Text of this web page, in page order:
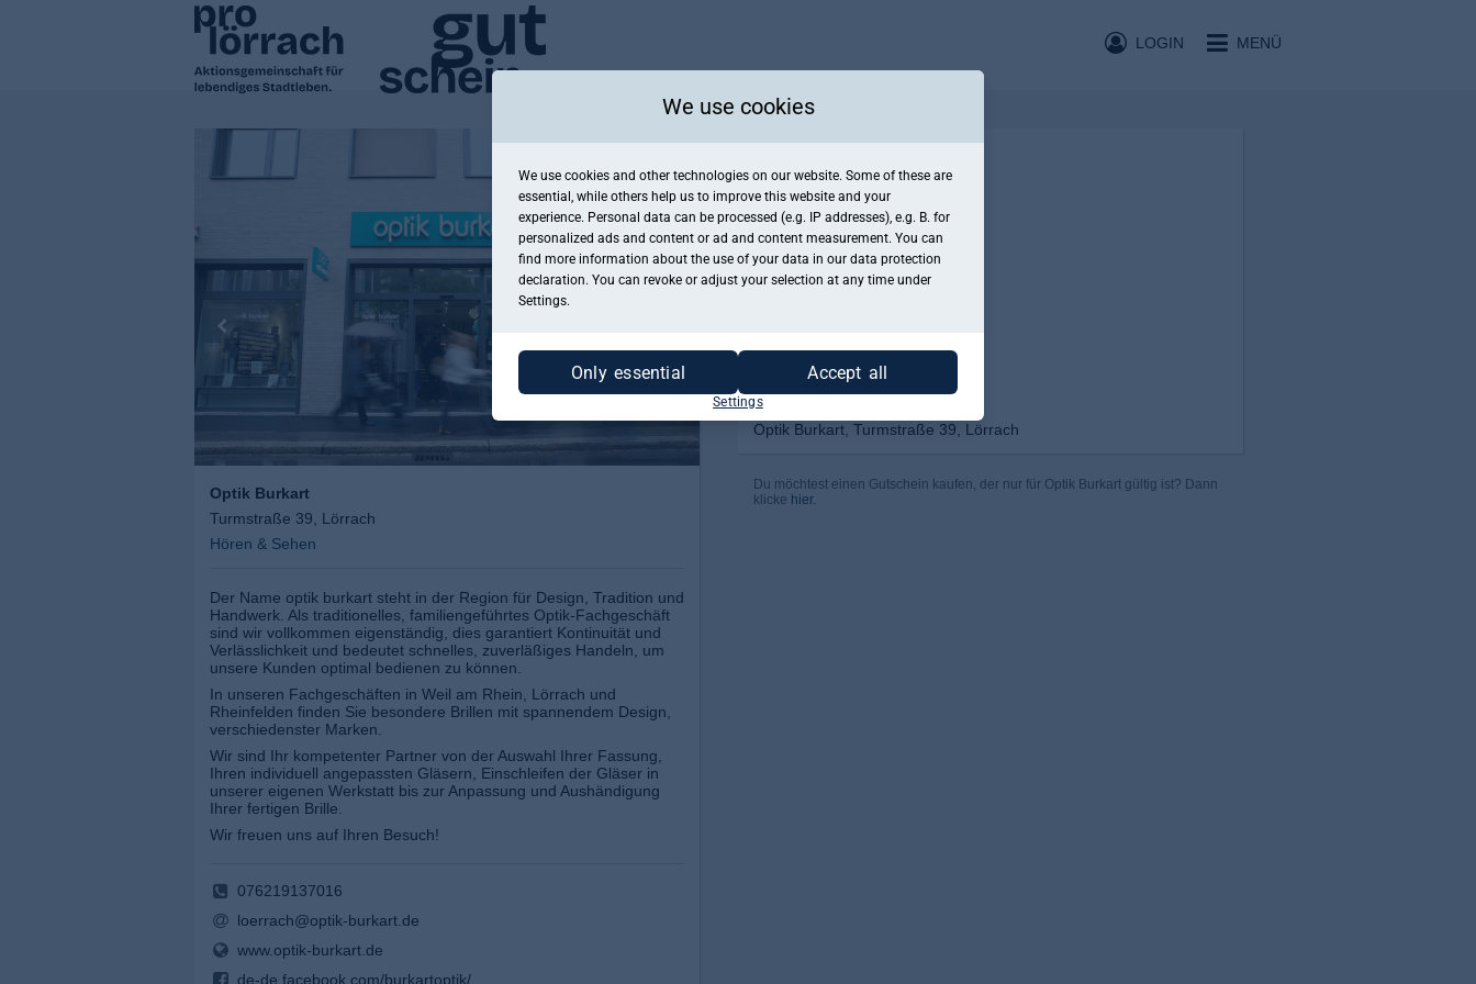
MENÜ
LOGIN
Optik Burkart
Turmstraße 39, Lörrach
Hören & Sehen
Der Name optik burkart steht in der Region für Design, Tradition und
Handwerk. Als traditionelles, familiengeführtes Optik-Fachgeschäft
sind wir vollkommen eigenständig, dies garantiert Kontinuität und
Verlässlichkeit und bedeutet schnelles, zuverläßiges Handeln, um
unsere Kunden optimal bedienen zu können.
In unseren Fachgeschäften in Weil am Rhein, Lörrach und
Rheinfelden finden Sie besondere Brillen mit spannendem Design,
verschiedenster Marken.
Wir sind Ihr kompetenter Partner von der Auswahl Ihrer Fassung,
Ihren individuell angepassten Gläsern, Einschleifen der Gläser in
unserer eigenen Werkstatt bis zur Anpassung und Aushändigung
Ihrer fertigen Brille.
Wir freuen uns auf Ihren Besuch!
076219137016
loerrach@optik-burkart.de
www.optik-burkart.de
de-de.facebook.com/burkartoptik/
Optik Burkart, Turmstraße 39, Lörrach
Du möchtest einen Gutschein kaufen, der nur für Optik Burkart gültig ist? Dann
klicke hier.
We use cookies
We use cookies and other technologies on our website. Some of these are
essential, while others help us to improve this website and your
experience. Personal data can be processed (e.g. IP addresses), e.g. B. for
personalized ads and content or ad and content measurement. You can
find more information about the use of your data in our data protection
declaration. You can revoke or adjust your selection at any time under
Settings.
Only essential Accept all
Settings